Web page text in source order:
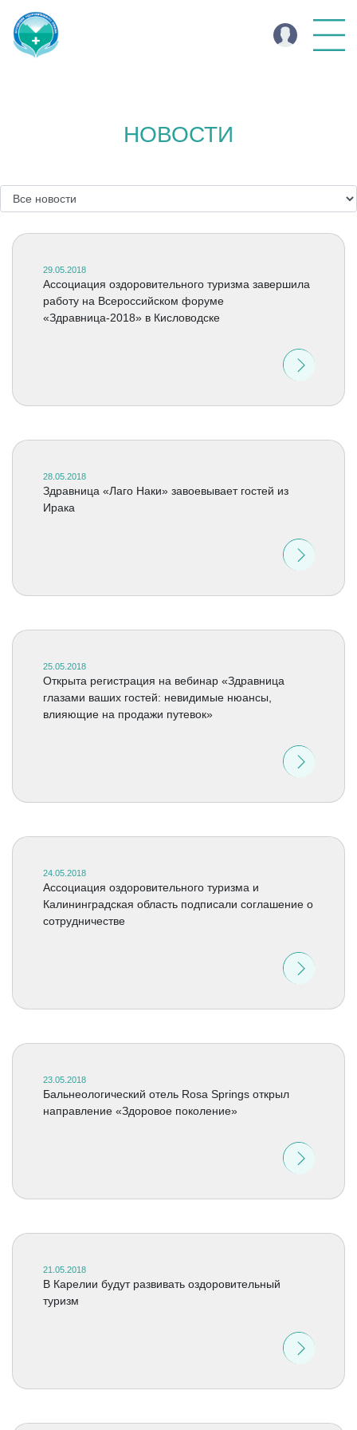
НОВОСТИ
29.05.2018
Ассоциация оздоровительного туризма завершила
работу на Всероссийском форуме
«Здравница-2018» в Кисловодске
28.05.2018
Здравница «Лаго Наки» завоевывает гостей из
Ирака
25.05.2018
Открыта регистрация на вебинар «Здравница
глазами ваших гостей: невидимые нюансы,
влияющие на продажи путевок»
24.05.2018
Ассоциация оздоровительного туризма и
Калининградская область подписали соглашение о
сотрудничестве
23.05.2018
Бальнеологический отель Rosa Springs открыл
направление «Здоровое поколение»
21.05.2018
В Карелии будут развивать оздоровительный
туризм